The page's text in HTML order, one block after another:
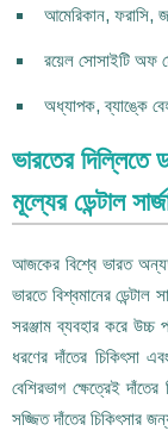
আমেরিকান, ফরাসি,
রয়েল সোসাইটি অফ
অধ্যাপক, ব্যাঙ্কে
ভারতের দিল্লিতে
মূল্যের ডেন্টাল
আজকের বিশ্বে ভারত
ভারতে বিশ্বমানের ডেন্টাল
সরঞ্জাম ব্যবহার করে উচ্চ
ধরণের দাঁতের চিকিৎসা
বেশিরভাগ ক্ষেত্রেই
সজ্জিত দাঁতের